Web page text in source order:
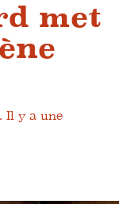
met
Il y a une